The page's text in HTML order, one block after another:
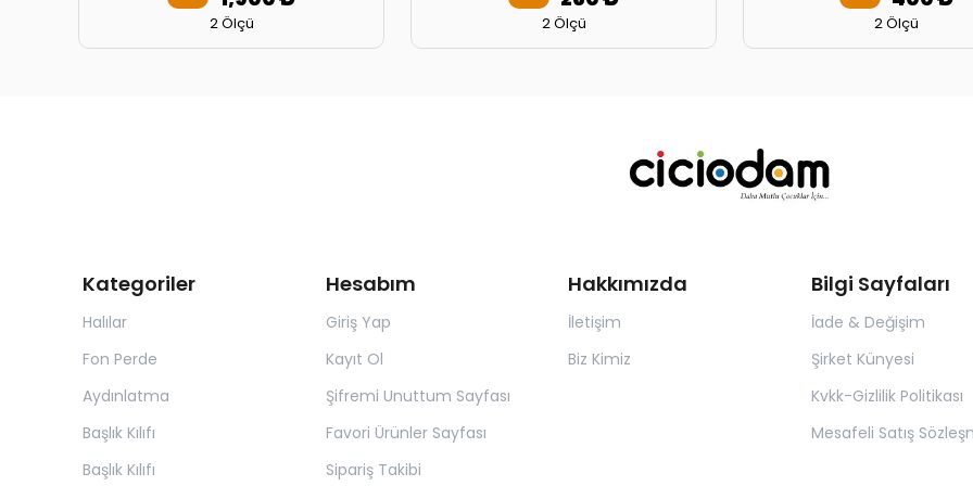
2 Ölçü 2 Ölçü 2 Ölçü
Kategoriler
Halılar
Fon Perde
Aydınlatma
Başlık Kılıfı
Başlık Kılıfı
Hesabım
Giriş Yap
Kayıt Ol
Şifremi Unuttum Sayfası
Favori Ürünler Sayfası
Sipariş Takibi
Hakkımızda
İletişim
Biz Kimiz
Bilgi Sayfaları
İade & Değişim
Şirket Künyesi
Kvkk-Gizlilik Politikası
Mesafeli Satış